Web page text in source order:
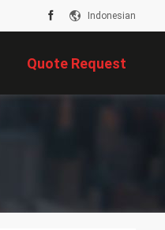
Indonesian
Quote Request